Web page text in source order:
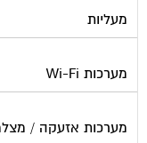
מעליות
מערכות Wi-Fi
מערכות אזעקה /